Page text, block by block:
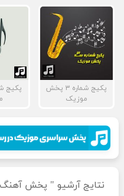
پکیج شماره ۳ پخش
موزیک
نتایج آرشیو " پخش آهنگ